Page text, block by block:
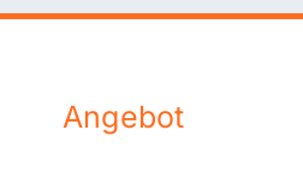
Angebot